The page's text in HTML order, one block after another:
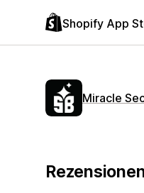
Shopify App
Miracle